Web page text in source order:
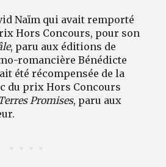
Naïm qui avait remporté
Hors Concours, pour son
, paru aux éditions de
romancière Bénédicte
été récompensée de la
du prix Hors Concours
Promises, paru aux